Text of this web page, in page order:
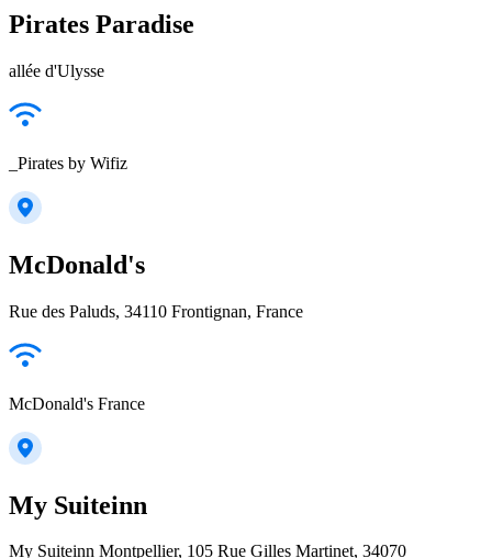
Pirates Paradise
allée d'Ulysse
_Pirates by Wifiz
McDonald's
Rue des Paluds, 34110 Frontignan, France
McDonald's France
My Suiteinn
My Suiteinn Montpellier, 105 Rue Gilles Martinet, 34070